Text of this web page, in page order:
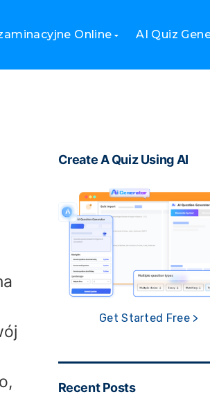
Online AI Quiz
Create A Quiz Using AI
Get Started Free >
Recent Posts